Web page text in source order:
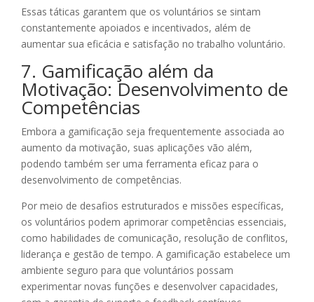
Essas táticas garantem que os voluntários se sintam
constantemente apoiados e incentivados, além de
aumentar sua eficácia e satisfação no trabalho voluntário.
7. Gamificação além da
Motivação: Desenvolvimento de
Competências
Embora a gamificação seja frequentemente associada ao
aumento da motivação, suas aplicações vão além,
podendo também ser uma ferramenta eficaz para o
desenvolvimento de competências.
Por meio de desafios estruturados e missões específicas,
os voluntários podem aprimorar competências essenciais,
como habilidades de comunicação, resolução de conflitos,
liderança e gestão de tempo. A gamificação estabelece um
ambiente seguro para que voluntários possam
experimentar novas funções e desenvolver capacidades,